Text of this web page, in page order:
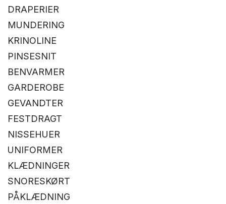
DRAPERIER
MUNDERING
KRINOLINE
PINSESNIT
BENVARMER
GARDEROBE
GEVANDTER
FESTDRAGT
NISSEHUER
UNIFORMER
KLÆDNINGER
SNORESKØRT
PÅKLÆDNING